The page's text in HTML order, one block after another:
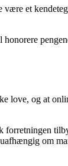
et
love, og at
forretningen
om